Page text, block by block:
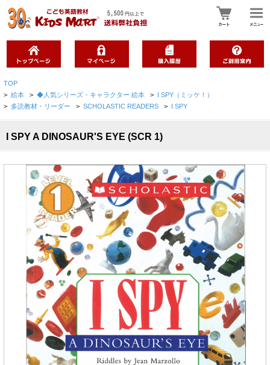
TOP
> 絵本 > ◆人気シリーズ・キャラクター 絵本 > I SPY（ミッケ！）
> 多読教材・リーダー > SCHOLASTIC READERS > I SPY
I SPY A DINOSAUR'S EYE (SCR 1)